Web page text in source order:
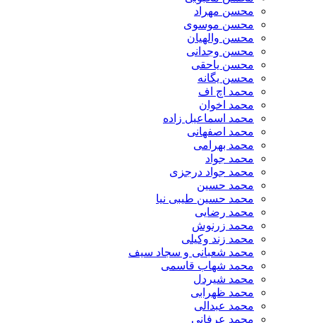
محسن مهراد
محسن موسوی
محسن والهیان
محسن وجدانی
محسن یاحقی
محسن یگانه
محمد اچ اف
محمد اخوان
محمد اسماعیل زاده
محمد اصفهانی
محمد بهرامی
محمد جواد
محمد جواد درجزی
محمد حسین
محمد حسین طیبی نیا
محمد رضایی
محمد زرنوش
محمد زند وکیلی
محمد شعبانی و سجاد سیف
محمد شهاب قاسمی
​محمد شیردل
محمد ظهرابی
محمد عبدالی
محمد عرفانی